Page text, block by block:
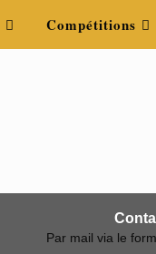
Compétitions
Par mail via le